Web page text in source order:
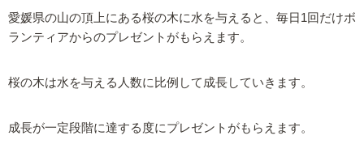
愛媛県の山の頂上にある桜の木に水を与えると、毎日1回だけボ
ランティアからのプレゼントがもらえます。
桜の木は水を与える人数に比例して成長していきます。
成長が一定段階に達する度にプレゼントがもらえます。